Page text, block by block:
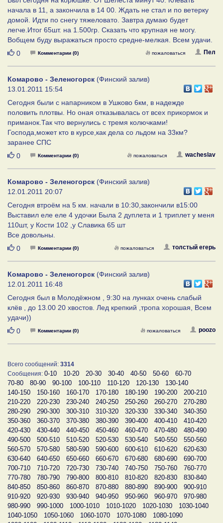
начала в 11, а закончила в 14 00. Ждать не стал и по ветерку
домой. Идти по снегу тяжеловато. Завтра думаю будет
легче.Итог 65шт. на 1.500гр. Сказать что крупная не могу.
Вобщем буду выражаться просто средне-мелкая. Всем удачи.
Нравится
0 Комментарии (0) Пел
пожаловаться
Комарово - Зеленогорск (Финский залив)
13.01.2011 15:54
Сегодня были с напарником в Ушково 6км, в надежде
половить плотвы. Но оная отказывалась от всех прикормок и
приманок.Так что вернулись с тремя колючками!
Господа,может кто в курсе,как дела со льдом на 33км?
заранее СПС
Нравится
0 Комментарии (0) wacheslav
пожаловаться
Комарово - Зеленогорск (Финский залив)
12.01.2011 20:07
Сегодня втроём на 5 км. начали в 10:30,закончили в15:00
Выставил еле еле 4 удочки Была 2 дуплета и 1 триплет у меня
110шт, у Кости 102 ,у Славика 65 шт
Все довольны.
Нравится
0 Комментарии (0) толстый егерь
пожаловаться
Комарово - Зеленогорск (Финский залив)
12.01.2011 16:48
Сегодня был в Молодёжном , 9:30 на лунках очень слабый
клёв , до 13.00 20 хвостов. Лед крепкий ,тропа хорошая, Всем
удачи))
Нравится
0 Комментарии (0) poozo
пожаловаться
Всего сообщений: 3314
Сообщения: 0-10 10-20 20-30 30-40 40-50 50-60
60-70
70-80
80-90 90-100 100-110 110-120 120-130
130-140
140-150
150-160 160-170 170-180 180-190 190-200
200-210
210-220
220-230 230-240 240-250 250-260 260-270
270-280
280-290
290-300 300-310 310-320 320-330 330-340
340-350
350-360
360-370 370-380 380-390 390-400 400-410
410-420
420-430
430-440 440-450 450-460 460-470 470-480
480-490
490-500
500-510 510-520 520-530 530-540 540-550
550-560
560-570
570-580 580-590 590-600 600-610 610-620
620-630
630-640
640-650 650-660 660-670 670-680 680-690
690-700
700-710
710-720 720-730 730-740 740-750 750-760
760-770
770-780
780-790 790-800 800-810 810-820 820-830
830-840
840-850
850-860 860-870 870-880 880-890 890-900
900-910
910-920
920-930 930-940 940-950 950-960 960-970
970-980
980-990
990-1000 1000-1010 1010-1020 1020-1030
1030-1040
1040-1050
1050-1060 1060-1070 1070-1080
1080-1090